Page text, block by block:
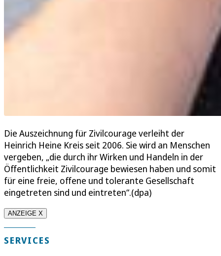
Die Auszeichnung für Zivilcourage verleiht der
Heinrich Heine Kreis seit 2006. Sie wird an Menschen
vergeben, „die durch ihr Wirken und Handeln in der
Öffentlichkeit Zivilcourage bewiesen haben und somit
für eine freie, offene und tolerante Gesellschaft
eingetreten sind und eintreten“.(dpa)
ANZEIGE X
SERVICES